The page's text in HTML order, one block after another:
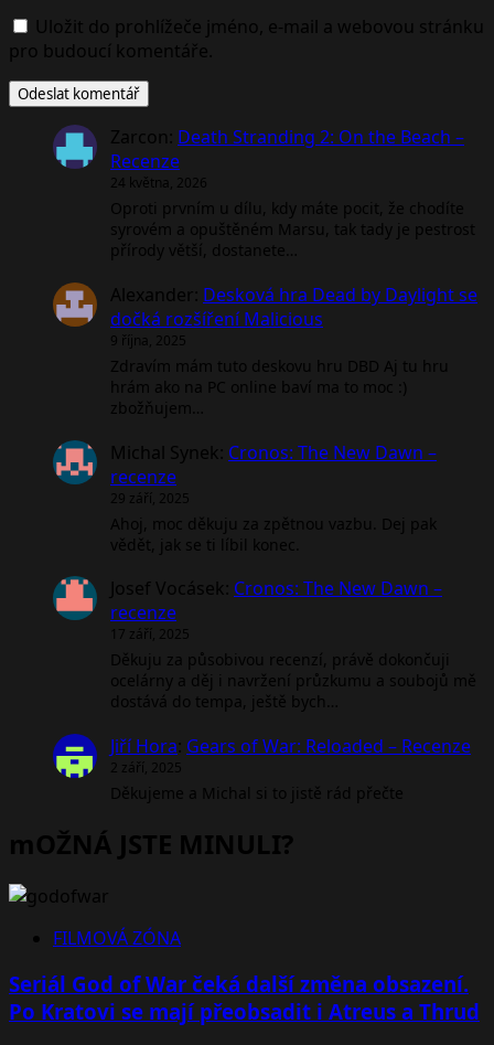
Uložit do prohlížeče jméno, e-mail a webovou stránku
pro budoucí komentáře.
Zarcon: Death Stranding 2: On the Beach –
Recenze
24 května, 2026
Oproti prvním u dílu, kdy máte pocit, že chodíte
syrovém a opuštěném Marsu, tak tady je pestrost
přírody větší, dostanete…
Alexander: Desková hra Dead by Daylight se
dočká rozšíření Malicious
9 října, 2025
Zdravím mám tuto deskovu hru DBD Aj tu hru
hrám ako na PC online baví ma to moc :)
zbožňujem…
Michal Synek: Cronos: The New Dawn –
recenze
29 září, 2025
Ahoj, moc děkuju za zpětnou vazbu. Dej pak
vědět, jak se ti líbil konec.
Josef Vocásek: Cronos: The New Dawn –
recenze
17 září, 2025
Děkuju za působivou recenzí, právě dokončuji
ocelárny a děj i navržení průzkumu a soubojů mě
dostává do tempa, ještě bych…
Jiří Hora: Gears of War: Reloaded – Recenze
2 září, 2025
Děkujeme a Michal si to jistě rád přečte
mOŽNÁ JSTE MINULI?
FILMOVÁ ZÓNA
Seriál God of War čeká další změna obsazení.
Po Kratovi se mají přeobsadit i Atreus a Thrud